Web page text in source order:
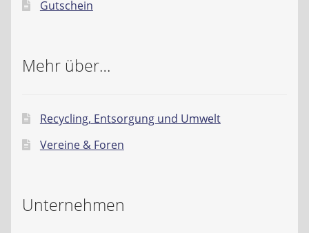
Gutschein
Mehr über…
Recycling, Entsorgung und Umwelt
Vereine & Foren
Unternehmen